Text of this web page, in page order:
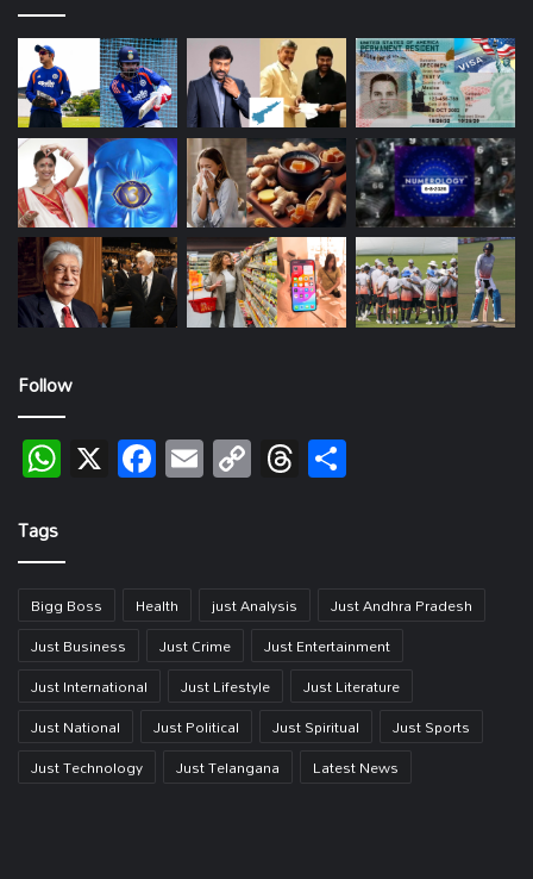
Follow
WhatsApp
X Facebook
EmailCopy
Link
Threads
Tags
Bigg Boss Health just Analysis
Just Andhra Pradesh
Just Business
Just Crime
Just Entertainment
Just International
Just Lifestyle
Just Literature
Just National
Just Political Just Spiritual
Just Sports
Just Technology
Just Telangana Latest News